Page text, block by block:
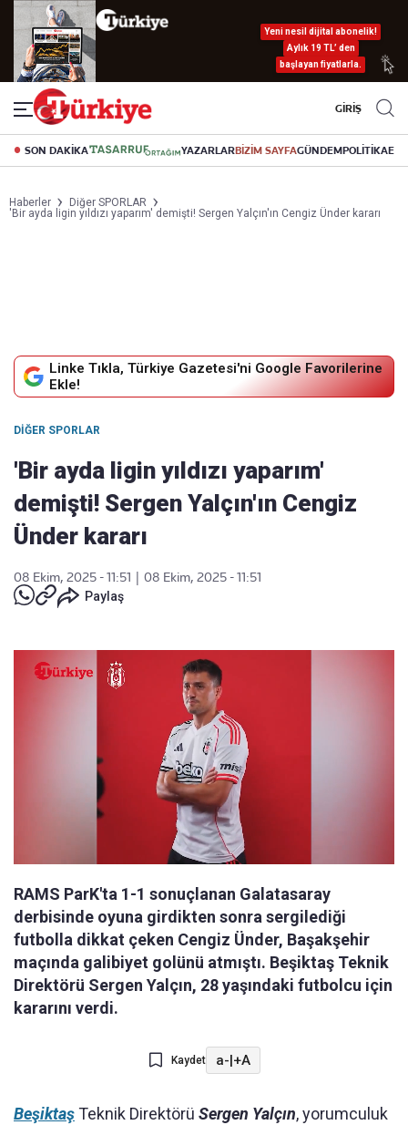
Yeni nesil dijital abonelik!
Aylık 19 TL’ den
başlayan fiyatlarla.
GİRİŞ
SON DAKİKA YAZARLARBİZİM SAYFAGÜNDEMPOLİTİKA
Haberler
Diğer SPORLAR
'Bir ayda ligin yıldızı yaparım' demişti! Sergen Yalçın'ın Cengiz Ünder kararı
Linke Tıkla, Türkiye Gazetesi'ni Google Favorilerine
Ekle!
DIĞER SPORLAR
'Bir ayda ligin yıldızı yaparım'
demişti! Sergen Yalçın'ın Cengiz
Ünder kararı
08 Ekim, 2025 - 11:51
08 Ekim, 2025 - 11:51
Paylaş
RAMS ParK'ta 1-1 sonuçlanan Galatasaray
derbisinde oyuna girdikten sonra sergilediği
futbolla dikkat çeken Cengiz Ünder, Başakşehir
maçında galibiyet golünü atmıştı. Beşiktaş Teknik
Direktörü Sergen Yalçın, 28 yaşındaki futbolcu için
kararını verdi.
Kaydet a-|+A
BeşiktaşTeknik Direktörü Sergen Yalçın, yorumculuk